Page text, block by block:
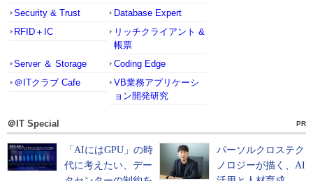
Security & Trust
Database Expert
RFID＋IC
リッチクライアント &
帳票
Server ＆ Storage
Coding Edge
＠ITクラブ Cafe
VB業務アプリケーシ
ョン開発研究
＠IT Special PR